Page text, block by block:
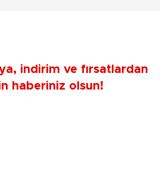
indirim ve fırsatlardan
haberiniz olsun!